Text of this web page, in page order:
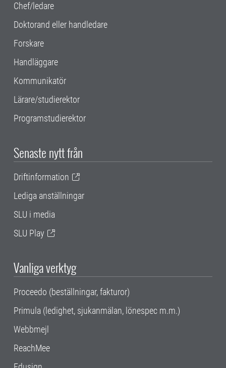
Chef/ledare
Doktorand eller handledare
Forskare
Handläggare
Kommunikatör
Lärare/studierektor
Programstudierektor
Senaste nytt från
Driftinformation
Lediga anställningar
SLU i media
SLU Play
Vanliga verktyg
Proceedo (beställningar, fakturor)
Primula (ledighet, sjukanmälan, lönespec m.m.)
Webbmejl
ReachMee